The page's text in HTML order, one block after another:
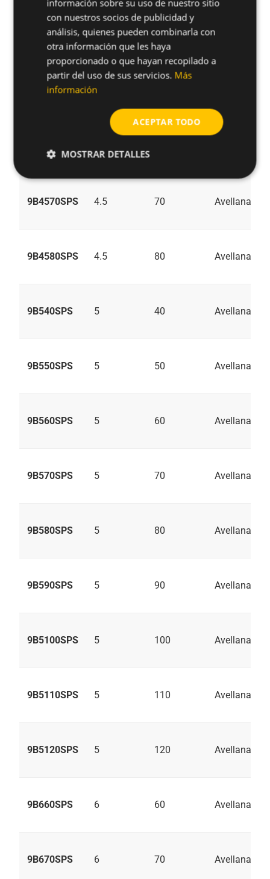
9B4545SPS 4.5 45 Avellanado
9B4550SPS 4.5
9B4560SPS
9B4570SPS 4.5 70 Avellanado
9B4580SPS 4.5 80 Avellanado
9B540SPS 5 40 Avellanado
9B550SPS 5 50 Avellanado
9B560SPS 5 60 Avellanado
9B570SPS 5 70 Avellanado
9B580SPS 5 80 Avellanado
9B590SPS 5 90 Avellanado
9B5100SPS 5 100 Avellanado
9B5110SPS 5 110 Avellanado
9B5120SPS 5 120 Avellanado
9B660SPS 6 60 Avellanado
9B670SPS 6 70 Avellanado
información sobre su uso de nuestro sitio
con nuestros socios de publicidad y
análisis, quienes pueden combinarla con
otra información que les haya
proporcionado o que hayan recopilado a
partir del uso de sus servicios. Más
información
ACEPTAR TODO
MOSTRAR DETALLES